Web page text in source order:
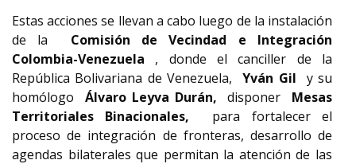
Estas acciones se llevan a cabo luego de la instalación
de la Comisión de Vecindad e Integración
Colombia-Venezuela , donde el canciller de la
República Bolivariana de Venezuela,Yván Gil y su
homólogo Álvaro Leyva Durán, disponer
Mesas
Territoriales Binacionales,
para fortalecer el
proceso de integración de fronteras, desarrollo de
agendas bilaterales que permitan la atención de las